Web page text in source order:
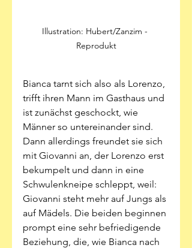
Illustration: Hubert/Zanzim -
Reprodukt
Bianca tarnt sich also als Lorenzo,
trifft ihren Mann im Gasthaus und
ist zunächst geschockt, wie
Männer so untereinander sind.
Dann allerdings freundet sie sich
mit Giovanni an, der Lorenzo erst
bekumpelt und dann in eine
Schwulenkneipe schleppt, weil:
Giovanni steht mehr auf Jungs als
auf Mädels. Die beiden beginnen
prompt eine sehr befriedigende
Beziehung, die, wie Bianca nach